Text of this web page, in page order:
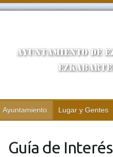
Ayuntamiento Lugar y Gentes
Guía de Interés